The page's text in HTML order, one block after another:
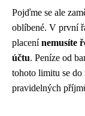
Pojďme se ale
oblíbené. V první
placenínemusíte
účtu. Peníze od
tohoto limitu se
pravidelných